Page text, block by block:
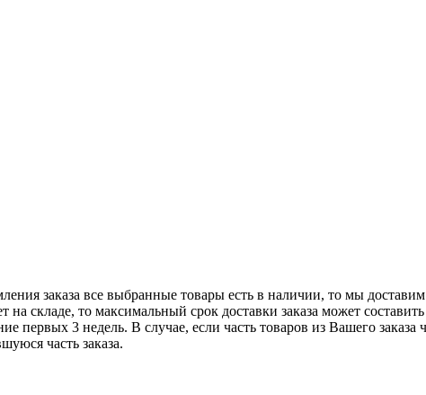
заказа все выбранные товары есть в наличии, то мы доставим
складе, то максимальный срок доставки заказа может
первых 3 недель. В случае, если часть товаров из Вашего
часть заказа.